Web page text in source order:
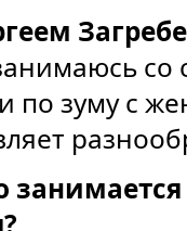
по зуму с